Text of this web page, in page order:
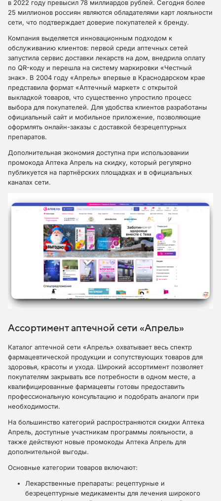
в 2022 году превысил 78 миллиардов рублей. Сегодня более
25 миллионов россиян являются обладателями карт лояльности
сети, что подтверждает доверие покупателей к бренду.​
Компания выделяется инновационным подходом к
обслуживанию клиентов: первой среди аптечных сетей
запустила сервис доставки лекарств на дом, внедрила оплату
по QR-коду и перешла на систему маркировки «Честный
знак». В 2004 году «Апрель» впервые в Краснодарском крае
представила формат «Аптечный маркет» с открытой
выкладкой товаров, что существенно упростило процесс
выбора для покупателей. Для удобства клиентов разработаны
официальный сайт и мобильное приложение, позволяющие
оформлять онлайн-заказы с доставкой безрецептурных
препаратов.
Дополнительная экономия доступна при использовании
промокода Аптека Апрель на скидку, который регулярно
публикуется на партнёрских площадках и в официальных
каналах сети.
Ассортимент аптечной сети «Апрель»
Каталог аптечной сети «Апрель» охватывает весь спектр
фармацевтической продукции и сопутствующих товаров для
здоровья, красоты и ухода. Широкий ассортимент позволяет
покупателям закрывать все потребности в одном месте, а
квалифицированные фармацевты готовы предоставить
профессиональную консультацию и подобрать аналоги при
необходимости.
На большинство категорий распространяются скидки Аптека
Апрель, доступные участникам программы лояльности, а
также действуют новые промокоды Аптека Апрель для
дополнительной выгоды.​
Основные категории товаров включают:
Лекарственные препараты: рецептурные и
безрецептурные медикаменты для лечения широкого